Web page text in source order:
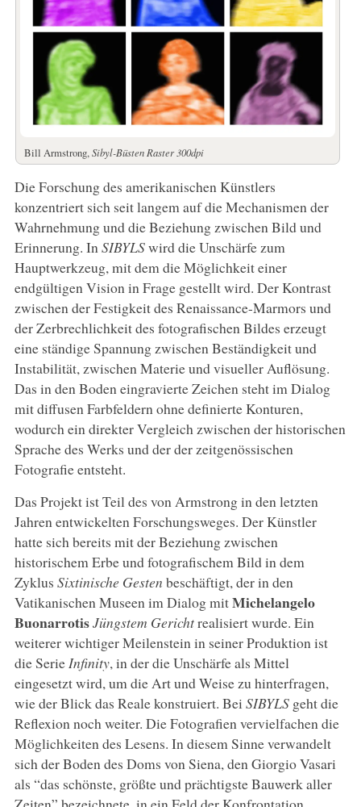
Bill Armstrong,Sibyl-Büsten Raster 300dpi
Die Forschung des amerikanischen Künstlers
konzentriert sich seit langem auf die Mechanismen der
Wahrnehmung und die Beziehung zwischen Bild und
Erinnerung. InSIBYLSwird die Unschärfe zum
Hauptwerkzeug, mit dem die Möglichkeit einer
endgültigen Vision in Frage gestellt wird. Der Kontrast
zwischen der Festigkeit des Renaissance-Marmors und
der Zerbrechlichkeit des fotografischen Bildes erzeugt
eine ständige Spannung zwischen Beständigkeit und
Instabilität, zwischen Materie und visueller Auflösung.
Das in den Boden eingravierte Zeichen steht im Dialog
mit diffusen Farbfeldern ohne definierte Konturen,
wodurch ein direkter Vergleich zwischen der historischen
Sprache des Werks und der der zeitgenössischen
Fotografie entsteht.
Das Projekt ist Teil des von Armstrong in den letzten
Jahren entwickelten Forschungsweges. Der Künstler
hatte sich bereits mit der Beziehung zwischen
historischem Erbe und fotografischem Bild in dem
Zyklus Sixtinische Gesten beschäftigt, der in den
Vatikanischen Museen im Dialog mitMichelangelo
BuonarrotisJüngstem Gerichtrealisiert wurde. Ein
weiterer wichtiger Meilenstein in seiner Produktion ist
die SerieInfinity, in der die Unschärfe als Mittel
eingesetzt wird, um die Art und Weise zu hinterfragen,
wie der Blick das Reale konstruiert. Bei SIBYLSgeht die
Reflexion noch weiter. Die Fotografien vervielfachen die
Möglichkeiten des Lesens. In diesem Sinne verwandelt
sich der Boden des Doms von Siena, den Giorgio Vasari
als “das schönste, größte und prächtigste Bauwerk aller